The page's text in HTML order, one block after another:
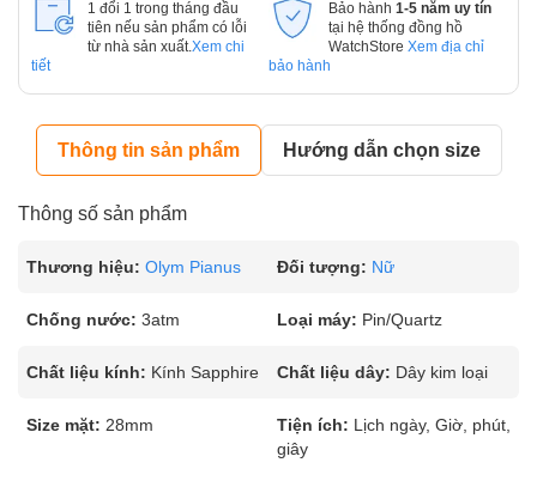
1 đổi 1 trong tháng đầu
tiên nếu sản phẩm có lỗi
từ nhà sản xuất. Xem chi
tiết
Bảo hành 1-5 năm uy tín
tại hệ thống đồng hồ
WatchStore Xem địa chỉ
bảo hành
Thông tin sản phẩm Hướng dẫn chọn size
Thông số sản phẩm
Thương hiệu: Olym Pianus Đối tượng: Nữ
Chống nước: 3atm Loại máy: Pin/Quartz
Chất liệu kính: Kính Sapphire Chất liệu dây: Dây kim loại
Size mặt: 28mm Tiện ích: Lịch ngày, Giờ, phút,
giây